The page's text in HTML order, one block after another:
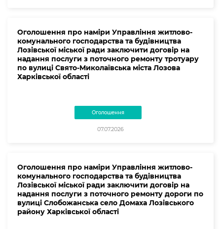
Оголошення про наміри Управління житлово-
комунального господарства та будівництва
Лозівської міської ради заключити договір на
надання послуги з поточного ремонту тротуару
по вулиці Свято-Миколаївська міста Лозова
Харківської області
Оголошення
07.07.2026
Оголошення про наміри Управління житлово-
комунального господарства та будівництва
Лозівської міської ради заключити договір на
надання послуги з поточного ремонту дороги по
вулиці Слобожанська село Домаха Лозівського
району Харківської області